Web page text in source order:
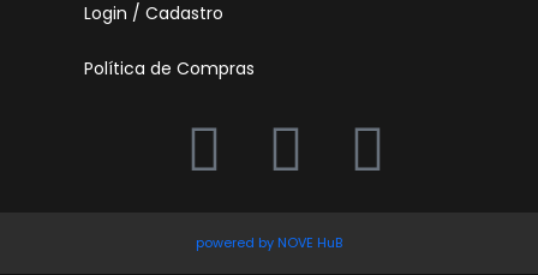
Login / Cadastro
Política de Compras
powered by NOVE HuB